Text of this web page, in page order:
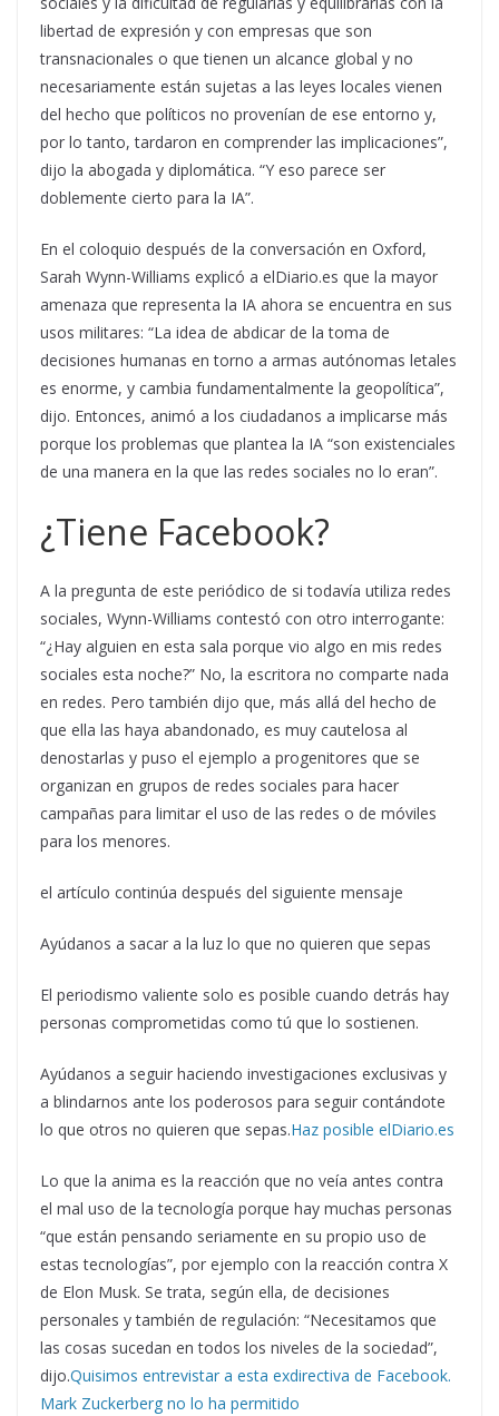
libertad de expresión y con empresas que son
transnacionales o que tienen un alcance global y no
necesariamente están sujetas a las leyes locales vienen
del hecho que políticos no provenían de ese entorno y,
por lo tanto, tardaron en comprender las implicaciones”,
dijo la abogada y diplomática. “Y eso parece ser
doblemente cierto para la IA”.
En el coloquio después de la conversación en Oxford,
Sarah Wynn-Williams explicó a elDiario.es que la mayor
amenaza que representa la IA ahora se encuentra en sus
usos militares: “La idea de abdicar de la toma de
decisiones humanas en torno a armas autónomas letales
es enorme, y cambia fundamentalmente la geopolítica”,
dijo. Entonces, animó a los ciudadanos a implicarse más
porque los problemas que plantea la IA “son existenciales
de una manera en la que las redes sociales no lo eran”.
¿Tiene Facebook?
A la pregunta de este periódico de si todavía utiliza redes
sociales, Wynn-Williams contestó con otro interrogante:
“¿Hay alguien en esta sala porque vio algo en mis redes
sociales esta noche?” No, la escritora no comparte nada
en redes. Pero también dijo que, más allá del hecho de
que ella las haya abandonado, es muy cautelosa al
denostarlas y puso el ejemplo a progenitores que se
organizan en grupos de redes sociales para hacer
campañas para limitar el uso de las redes o de móviles
para los menores.
el artículo continúa después del siguiente mensaje
Ayúdanos a sacar a la luz lo que no quieren que sepas
El periodismo valiente solo es posible cuando detrás hay
personas comprometidas como tú que lo sostienen.
Ayúdanos a seguir haciendo investigaciones exclusivas y
a blindarnos ante los poderosos para seguir contándote
lo que otros no quieren que sepas.Haz posible elDiario.es
Lo que la anima es la reacción que no veía antes contra
el mal uso de la tecnología porque hay muchas personas
“que están pensando seriamente en su propio uso de
estas tecnologías”, por ejemplo con la reacción contra X
de Elon Musk. Se trata, según ella, de decisiones
personales y también de regulación: “Necesitamos que
las cosas sucedan en todos los niveles de la sociedad”,
dijo.Quisimos entrevistar a esta exdirectiva de Facebook.
Mark Zuckerberg no lo ha permitido